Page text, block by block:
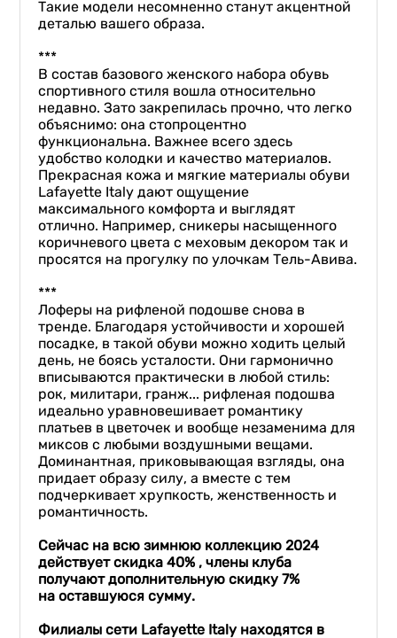
Такие модели несомненно станут акцентной
деталью вашего образа.
***
В состав базового женского набора обувь
спортивного стиля вошла относительно
недавно. Зато закрепилась прочно, что легко
объяснимо: она стопроцентно
функциональна. Важнее всего здесь
удобство колодки и качество материалов.
Прекрасная кожа и мягкие материалы обуви
Lafayette Italy дают ощущение
максимального комфорта и выглядят
отлично. Например, сникеры насыщенного
коричневого цвета с меховым декором так и
просятся на прогулку по улочкам Тель-Авива.
***
Лоферы на рифленой подошве снова в
тренде. Благодаря устойчивости и хорошей
посадке, в такой обуви можно ходить целый
день, не боясь усталости. Они гармонично
вписываются практически в любой стиль:
рок, милитари, гранж... рифленая подошва
идеально уравновешивает романтику
платьев в цветочек и вообще незаменима для
миксов с любыми воздушными вещами.
Доминантная, приковывающая взгляды, она
придает образу силу, а вместе с тем
подчеркивает хрупкость, женственность и
романтичность.
Сейчас на всю зимнюю коллекцию 2024
действует скидка40% ,члены клуба
получают дополнительную скидку 7%
на оставшуюся сумму.
Филиалы сети Lafayette Italy находятся в